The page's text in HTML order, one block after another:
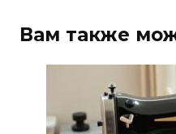
Вам также